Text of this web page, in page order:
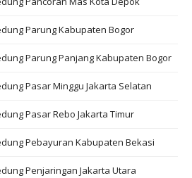
Parung Kabupaten Bogor
Parung Panjang Kabupaten Bogor
Pasar Minggu Jakarta Selatan
Pasar Rebo Jakarta Timur
Pebayuran Kabupaten Bekasi
Penjaringan Jakarta Utara